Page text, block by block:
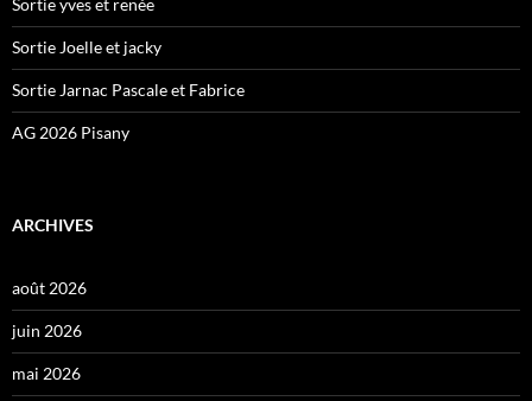
Sortie yves et renée
Sortie Joelle et jacky
Sortie Jarnac Pascale et Fabrice
AG 2026 Pisany
ARCHIVES
août 2026
juin 2026
mai 2026